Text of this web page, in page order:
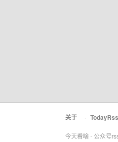
关于 ·
今天看啥 - 公众号